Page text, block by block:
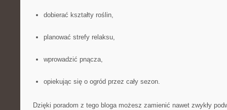
dobierać kształty roślin,
planować strefy relaksu,
wprowadzić pnącza,
opiekując się o ogród przez cały sezon.
Dzięki poradom z tego bloga możesz zamienić nawet zwykły